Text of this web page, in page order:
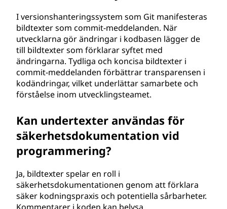
I versionshanteringssystem som Git manifesteras
bildtexter som commit-meddelanden. När
utvecklarna gör ändringar i kodbasen lägger de
till bildtexter som förklarar syftet med
ändringarna. Tydliga och koncisa bildtexter i
commit-meddelanden förbättrar transparensen i
kodändringar, vilket underlättar samarbete och
förståelse inom utvecklingsteamet.
Kan undertexter användas för
säkerhetsdokumentation vid
programmering?
Ja, bildtexter spelar en roll i
säkerhetsdokumentationen genom att förklara
säker kodningspraxis och potentiella sårbarheter.